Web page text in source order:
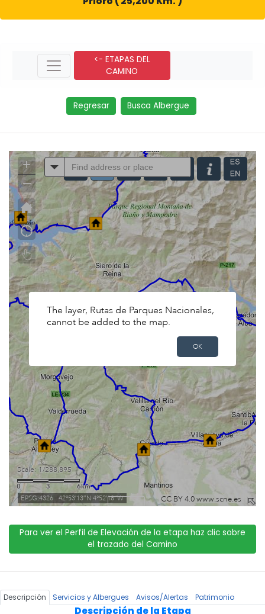
<- ETAPAS DEL
CAMINO
Regresar Busca Albergue
Para ver el Perfil de Elevación de la etapa haz clic sobre
el trazado del Camino
Descripción Servicios y Albergues Avisos/Alertas Patrimonio
Descripción de la Etapa